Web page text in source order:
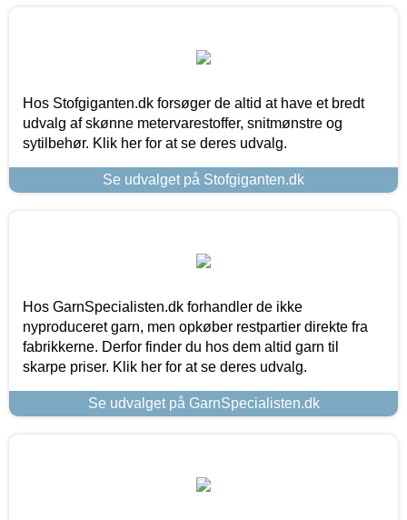
Hos Stofgiganten.dk forsøger de altid at have et bredt
udvalg af skønne metervarestoffer, snitmønstre og
sytilbehør. Klik her for at se deres udvalg.
Se udvalget på Stofgiganten.dk
Hos GarnSpecialisten.dk forhandler de ikke
nyproduceret garn, men opkøber restpartier direkte fra
fabrikkerne. Derfor finder du hos dem altid garn til
skarpe priser. Klik her for at se deres udvalg.
Se udvalget på GarnSpecialisten.dk